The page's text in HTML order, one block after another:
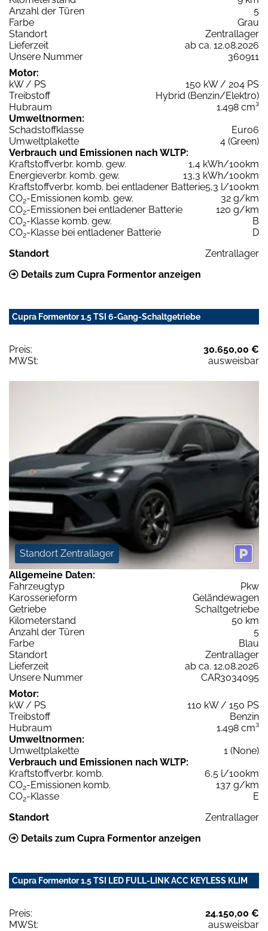
Anzahl der Türen
5
Farbe
Grau
Standort
Zentrallager
Lieferzeit
ab ca. 12.08.2026
Unsere Nummer
360911
Motor:
kW / PS
150 kW / 204 PS
Treibstoff
Hybrid (Benzin/Elektro)
Hubraum
1.498 cm³
Umweltnormen:
Schadstoffklasse
Euro6
Umweltplakette
4 (Green)
Verbrauch und Emissionen nach WLTP:
Kraftstoffverbr. komb. gew.
1,4 kWh/100km
Energieverbr. komb. gew.
13,3 kWh/100km
Kraftstoffverbr. komb. bei entladener Batterie5,3 l/100km
CO2-Emissionen komb. gew.
32 g/km
CO2-Emissionen bei entladener Batterie
120 g/km
CO2-Klasse komb. gew.
B
CO2-Klasse bei entladener Batterie
D
Standort
Zentrallager
Details zum Cupra Formentor anzeigen
Cupra Formentor 1.5 TSI 6-Gang-Schaltgetriebe
Preis:
30.650,00 €
MWSt:
ausweisbar
Standort Zentrallager
Allgemeine Daten:
Fahrzeugtyp
Pkw
Karosserieform
Geländewagen
Getriebe
Schaltgetriebe
Kilometerstand
50 km
Anzahl der Türen
5
Farbe
Blau
Standort
Zentrallager
Lieferzeit
ab ca. 12.08.2026
Unsere Nummer
CAR3034095
Motor:
kW / PS
110 kW / 150 PS
Treibstoff
Benzin
Hubraum
1.498 cm³
Umweltnormen:
Umweltplakette
1 (None)
Verbrauch und Emissionen nach WLTP:
Kraftstoffverbr. komb.
6,5 l/100km
CO2-Emissionen komb.
137 g/km
CO2-Klasse
E
Standort
Zentrallager
Details zum Cupra Formentor anzeigen
Cupra Formentor 1.5 TSI LED FULL-LINK ACC KEYLESS KLIM
Preis:
24.150,00 €
MWSt:
ausweisbar